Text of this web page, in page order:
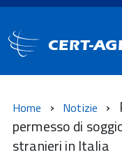
CERT-
Home Notizie
permesso di
stranieri in Italia